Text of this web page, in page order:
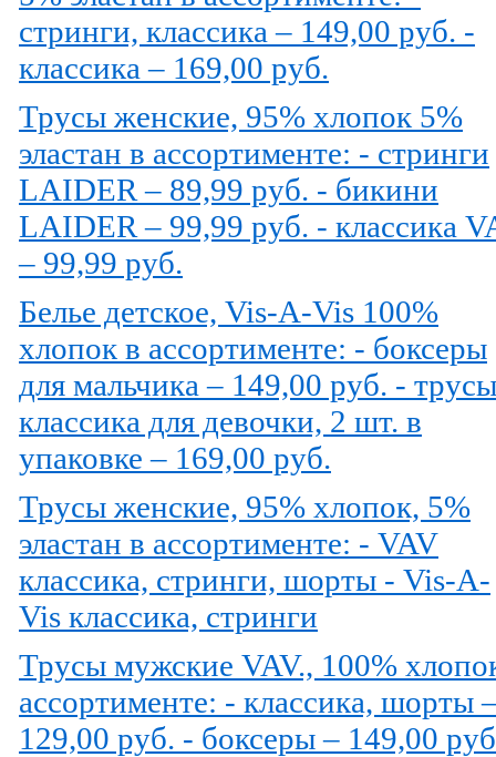
стринги, классика – 149,00 руб. -
классика – 169,00 руб.
Трусы женские, 95% хлопок 5%
эластан в ассортименте: - стринги
LAIDER – 89,99 руб. - бикини
LAIDER – 99,99 руб. - классика
– 99,99 руб.
Белье детское, Vis-A-Vis 100%
хлопок в ассортименте: - боксеры
для мальчика – 149,00 руб. - трусы
классика для девочки, 2 шт. в
упаковке – 169,00 руб.
Трусы женские, 95% хлопок, 5%
эластан в ассортименте: - VAV
классика, стринги, шорты - Vis-A-
Vis классика, стринги
Трусы мужские VAV., 100%
ассортименте: - классика, шорты
129,00 руб. - боксеры – 149,00